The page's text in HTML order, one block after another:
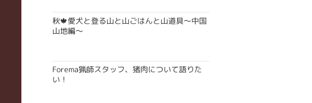
秋🍁愛犬と登る山と山ごはんと山道具〜中国
山地編〜
Forema猟師スタッフ、猪肉について語りた
い！